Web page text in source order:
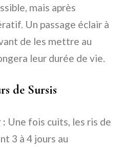
mais après
Un passage éclair à
de les mettre au
leur durée de vie.
de Sursis
: Une fois cuits, les ris de
3 à 4 jours au